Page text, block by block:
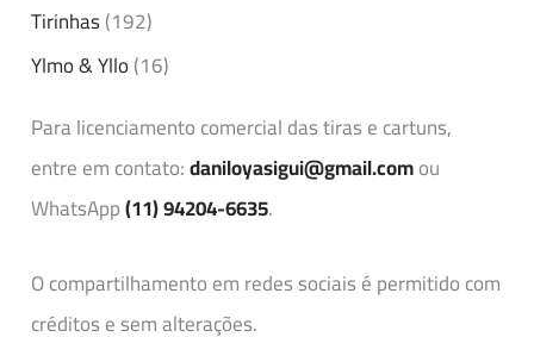
Tirinhas(192)
Ylmo & Yllo(16)
Para licenciamento comercial das tiras e cartuns,
entre em contato:daniloyasigui@gmail.comou
WhatsApp(11) 94204-6635.
O compartilhamento em redes sociais é permitido com
créditos e sem alterações.